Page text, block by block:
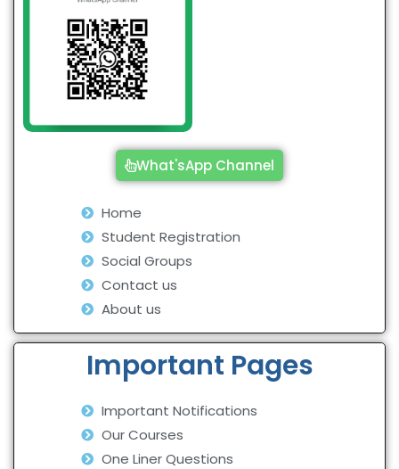
What'sApp Channel
Home
Student Registration
Social Groups
Contact us
About us
Important Pages
Important Notifications
Our Courses
One Liner Questions